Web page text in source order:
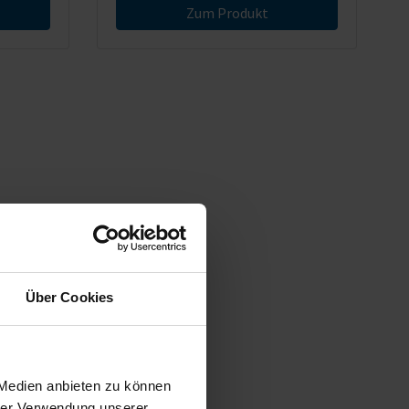
Über Cookies
anbieten zu können
Zum Produkt